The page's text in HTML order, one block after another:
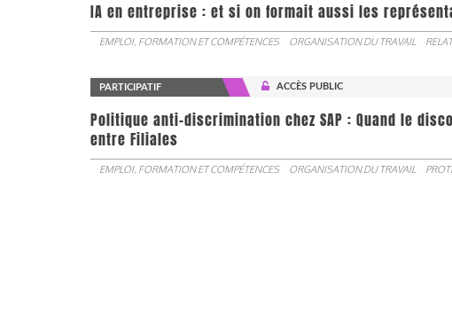
IA en entreprise : et si on formait aussi les
EMPLOI, FORMATION ET COMPÉTENCES ORGANISATION DU TRAVAIL
PARTICIPATIF ACCÈS PUBLIC
Politique anti-discrimination chez SAP : Quand le
entre Filiales
EMPLOI, FORMATION ET COMPÉTENCES ORGANISATION DU TRAVAIL